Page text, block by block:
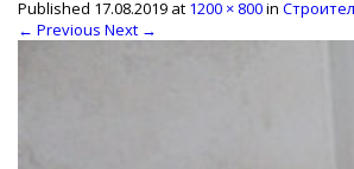
Published 17.08.2019 at 1200 × 800in
← Previous Next →